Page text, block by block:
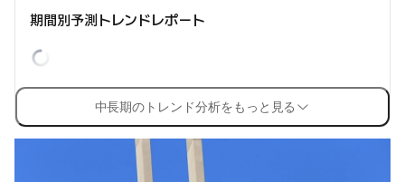
期間別予測トレンドレポート
中長期のトレンド分析をもっと見る